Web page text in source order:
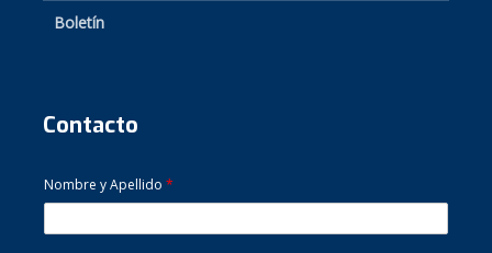
Boletín
Contacto
Nombre y Apellido *